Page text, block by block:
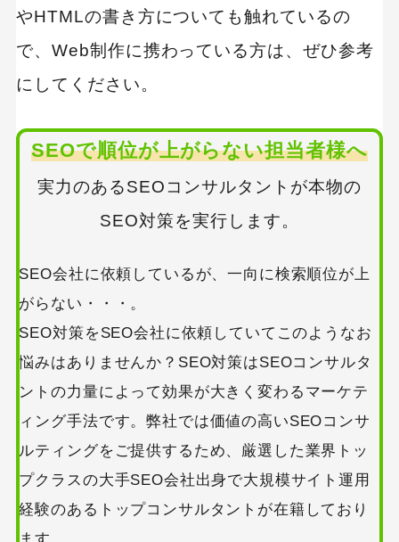
やHTMLの書き方についても触れているの
で、Web制作に携わっている方は、ぜひ参考
にしてください。
SEOで順位が上がらない担当者様へ
実力のあるSEOコンサルタントが本物の
SEO対策を実行します。
SEO会社に依頼しているが、一向に検索順位が上
がらない・・・。
SEO対策をSEO会社に依頼していてこのようなお
悩みはありませんか？SEO対策はSEOコンサルタ
ントの力量によって効果が大きく変わるマーケテ
ィング手法です。弊社では価値の高いSEOコンサ
ルティングをご提供するため、厳選した業界トッ
プクラスの大手SEO会社出身で大規模サイト運用
経験のあるトップコンサルタントが在籍しており
ます。